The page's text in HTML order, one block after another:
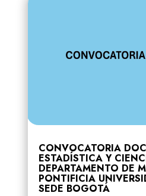
CONVOCATORIA
ESTADÍSTICA Y
DEPARTAMENTO DE
PONTIFICIA
SEDE BOGOTÁ